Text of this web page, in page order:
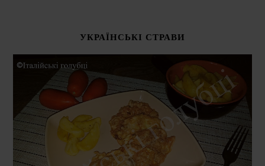
УКРАЇНСЬКІ СТРАВИ